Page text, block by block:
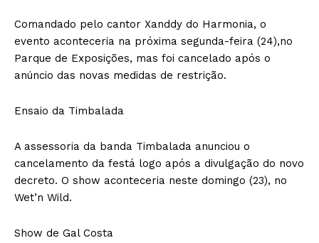
Comandado pelo cantor Xanddy do Harmonia, o
evento aconteceria na próxima segunda-feira (24),no
Parque de Exposições, mas foi cancelado após o
anúncio das novas medidas de restrição.
Ensaio da Timbalada
A assessoria da banda Timbalada anunciou o
cancelamento da festá logo após a divulgação do novo
decreto. O show aconteceria neste domingo (23), no
Wet’n Wild.
Show de Gal Costa